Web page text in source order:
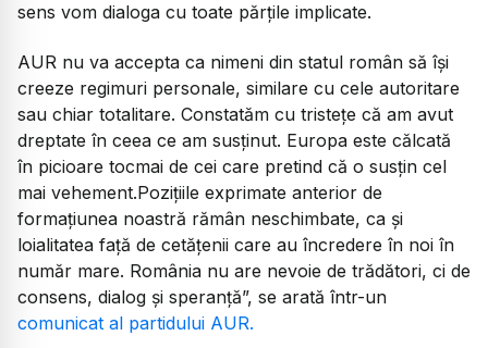
sens vom dialoga cu toate părțile implicate.
AUR nu va accepta ca nimeni din statul român să își
creeze regimuri personale, similare cu cele autoritare
sau chiar totalitare. Constatăm cu tristețe că am avut
dreptate în ceea ce am susținut. Europa este călcată
în picioare tocmai de cei care pretind că o susțin cel
mai vehement.Pozițiile exprimate anterior de
formațiunea noastră rămân neschimbate, ca și
loialitatea față de cetățenii care au încredere în noi în
număr mare. România nu are nevoie de trădători, ci de
consens, dialog și speranță”, se arată într-un
comunicat al partidului AUR.